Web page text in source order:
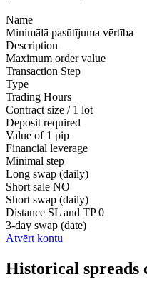
Name
Minimālā pasūtījuma vērtība
Description
Maximum order value
Transaction Step
Type
Trading Hours
Contract size / 1 lot
Deposit required
Value of 1 pip
Financial leverage
Minimal step
Long swap (daily)
Short sale NO
Short swap (daily)
Distance SL and TP 0
3-day swap (date)
Atvērt kontu
Historical spreads